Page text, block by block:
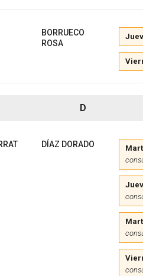
BORRUECO
ROSA
D
DÍAZ DORADO